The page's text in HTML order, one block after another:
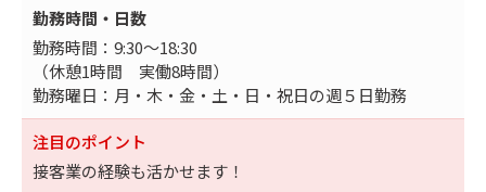
勤務時間・日数
勤務時間：9:30～18:30
（休憩1時間 実働8時間）
勤務曜日：月・木・金・土・日・祝日の週５日勤務
注目のポイント
接客業の経験も活かせます！